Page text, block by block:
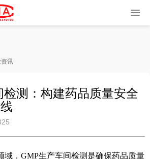
讯
测：构建药品质量安全
域， GMP生产车间检测 是确保药品质量